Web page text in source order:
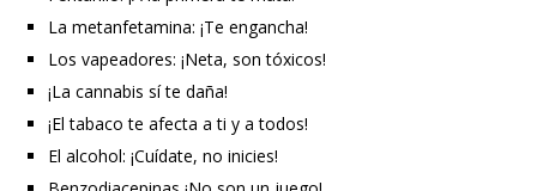
La metanfetamina: ¡Te engancha!
Los vapeadores: ¡Neta, son tóxicos!
¡La cannabis sí te daña!
¡El tabaco te afecta a ti y a todos!
El alcohol: ¡Cuídate, no inicies!